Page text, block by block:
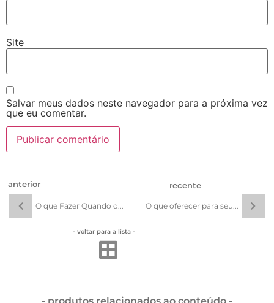
Site
Salvar meus dados neste navegador para a próxima vez
que eu comentar.
O que Fazer Quando o... O que oferecer para seu...
- voltar para a lista -
anterior recente